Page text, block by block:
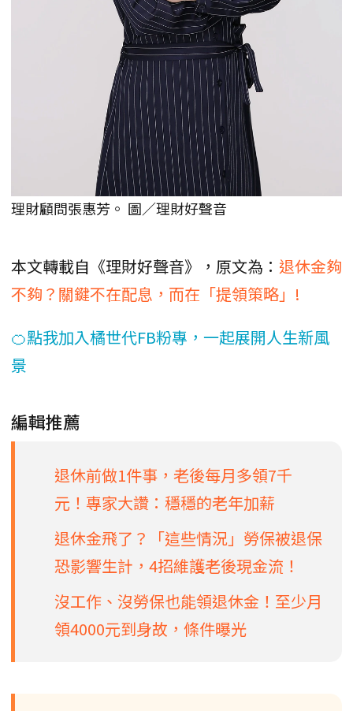
理財顧問張惠芳。 圖／理財好聲音
本文轉載自《理財好聲音》，原文為： 退休金夠
不夠？關鍵不在配息，而在「提領策略」!
🍊點我加入橘世代FB粉專，一起展開人生新風
景
編輯推薦
退休前做1件事，老後每月多領7千
元！專家大讚：穩穩的老年加薪
退休金飛了？「這些情況」勞保被退保
恐影響生計，4招維護老後現金流！
沒工作、沒勞保也能領退休金！至少月
領4000元到身故，條件曝光